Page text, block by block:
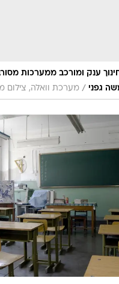
ענק ומורכב ממערכות
גפני / מערכת וואלה, צילום